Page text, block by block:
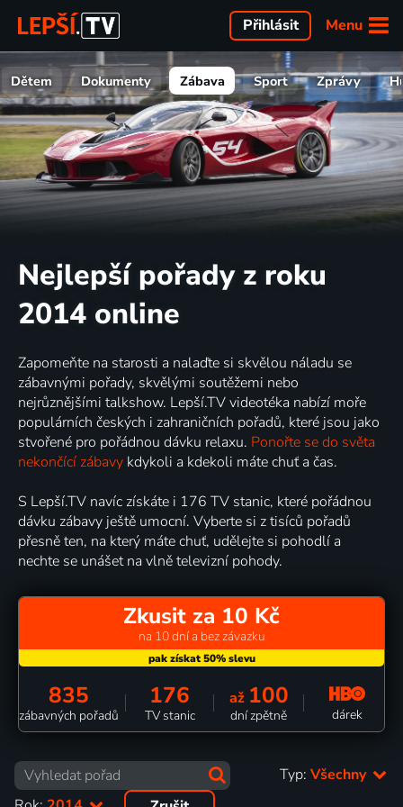
Menu
Přihlásit
Dětem Dokumenty Zábava Sport Zprávy
Nejlepší pořady z roku
2014 online
Zapomeňte na starosti a nalaďte si skvělou náladu se
zábavnými pořady, skvělými soutěžemi nebo
nejrůznějšími talkshow. Lepší.TV videotéka nabízí moře
populárních českých i zahraničních pořadů, které jsou jako
stvořené pro pořádnou dávku relaxu. Ponořte se do světa
nekončící zábavy kdykoli a kdekoli máte chuť a čas.
S Lepší.TV navíc získáte i 176 TV stanic, které pořádnou
dávku zábavy ještě umocní. Vyberte si z tisíců pořadů
přesně ten, na který máte chuť, udělejte si pohodlí a
nechte se unášet na vlně televizní pohody.
Zkusit za 10 Kč
na 10 dní a bez závazku
835
zábavných pořadů
176
TV stanic
až 100
dní zpětně dárek
Typ: Všechny